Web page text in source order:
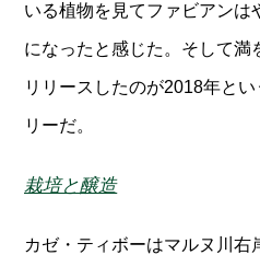
いる植物を見てファビアンは
になったと感じた。そして満
リリースしたのが2018年と
リーだ。
栽培と醸造
カゼ・ティボーはマルヌ川右